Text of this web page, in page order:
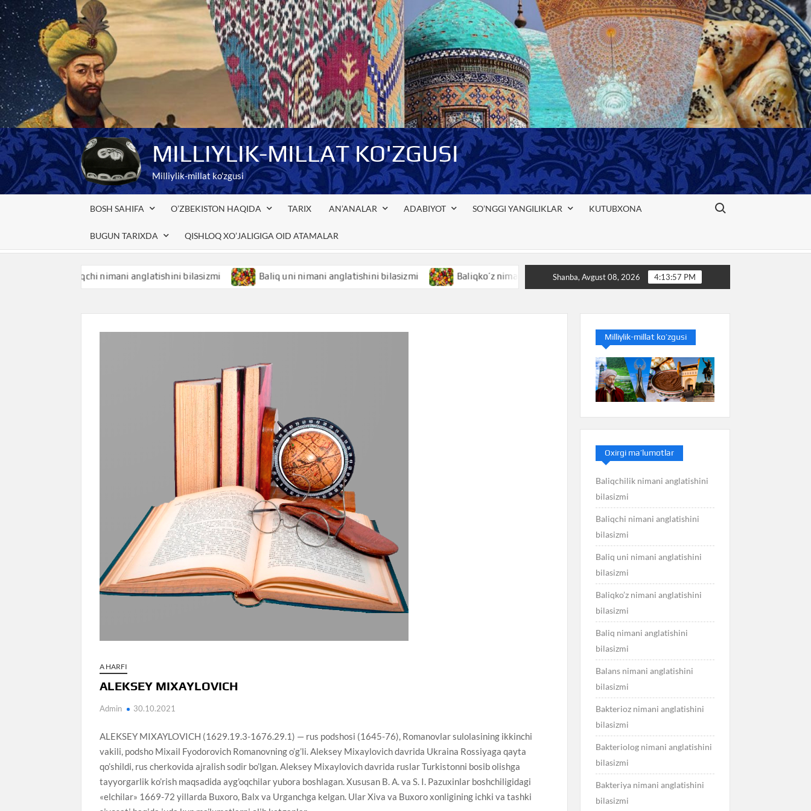
Skip
to
content
MILLIYLIK-MILLAT KO'ZGUSI
Milliylik-millat ko'zgusi
BOSH SAHIFA O’ZBEKISTON HAQIDA TARIX AN’ANALAR ADABIYOT SO’NGGI YANGILIKLAR KUTUBXONA
BUGUN TARIXDA QISHLOQ XO’JALIGIGA OID ATAMALAR
Search for:
Baliqchi nimani anglatishini bilasizmi Baliq uni nimani anglatishini bilasizmi Baliqko’z nimani anglatishini bilasizmi Baliq nimani anglatishini bilasizmi
Shanba, Avgust 08, 2026 4:13:58 PM
A HARFI
ALEKSEY MIXAYLOVICH
Admin 30.10.2021
ALEKSEY MIXAYLOVICH (1629.19.3-1676.29.1) — rus podshosi (1645-76), Romanovlar sulolasining ikkinchi
vakili, podsho Mixail Fyodorovich Romanovning o’g’li. Aleksey Mixaylovich davrida Ukraina Rossiyaga qayta
qo’shildi, rus cherkovida ajralish sodir bo’lgan. Aleksey Mixaylovich davrida ruslar Turkistonni bosib olishga
tayyorgarlik ko’rish maqsadida ayg’oqchilar yubora boshlagan. Xususan B. A. va S. I. Pazuxinlar boshchiligidagi
«elchilar» 1669-72 yillarda Buxoro, Balx va Urganchga kelgan. Ular Xiva va Buxoro xonligining ichki va tashki
Milliylik-millat ko’zgusi
Oxirgi ma’lumotlar
Baliqchilik nimani anglatishini
bilasizmi
Baliqchi nimani anglatishini
bilasizmi
Baliq uni nimani anglatishini
bilasizmi
Baliqko’z nimani anglatishini
bilasizmi
Baliq nimani anglatishini
bilasizmi
Balans nimani anglatishini
bilasizmi
Bakterioz nimani anglatishini
bilasizmi
Bakteriolog nimani anglatishini
bilasizmi
Bakteriya nimani anglatishini
bilasizmi